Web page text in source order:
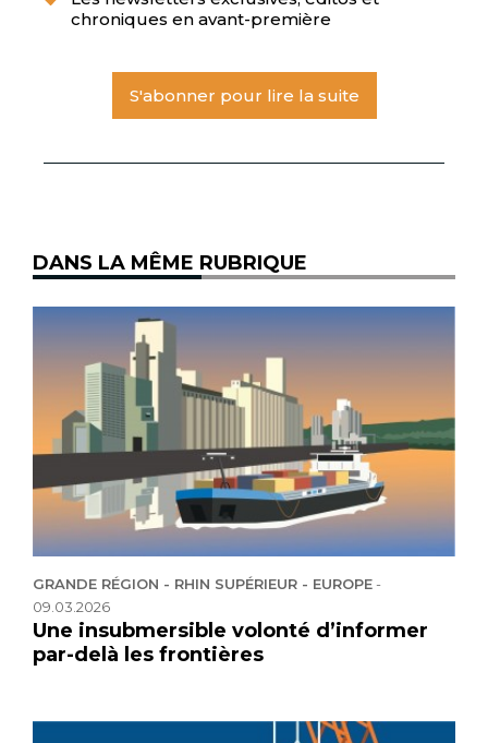
chroniques en avant-première
S'abonner pour lire la suite
DANS LA MÊME RUBRIQUE
GRANDE RÉGION - RHIN SUPÉRIEUR - EUROPE-
09.03.2026
Une insubmersible volonté d’informer
par-delà les frontières